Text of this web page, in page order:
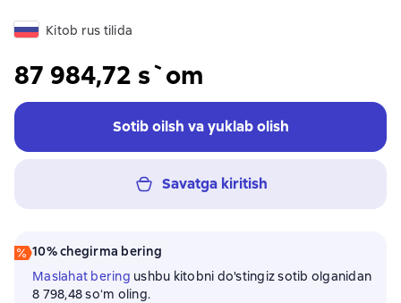
Kitob rus tilida
87 984,72 s`om
Sotib oilsh va yuklab olish
Savatga kiritish
10% chegirma bering
Maslahat bering ushbu kitobni do'stingiz sotib olganidan
8 798,48 soʻm oling.